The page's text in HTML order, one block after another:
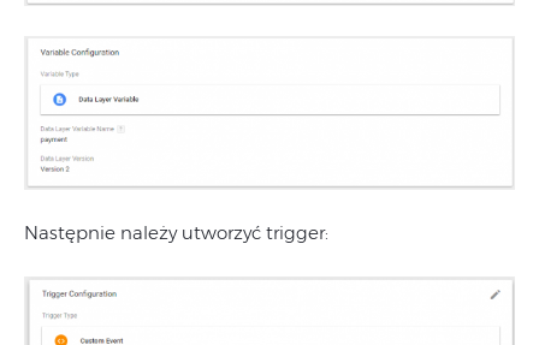
Następnie należy utworzyć trigger: